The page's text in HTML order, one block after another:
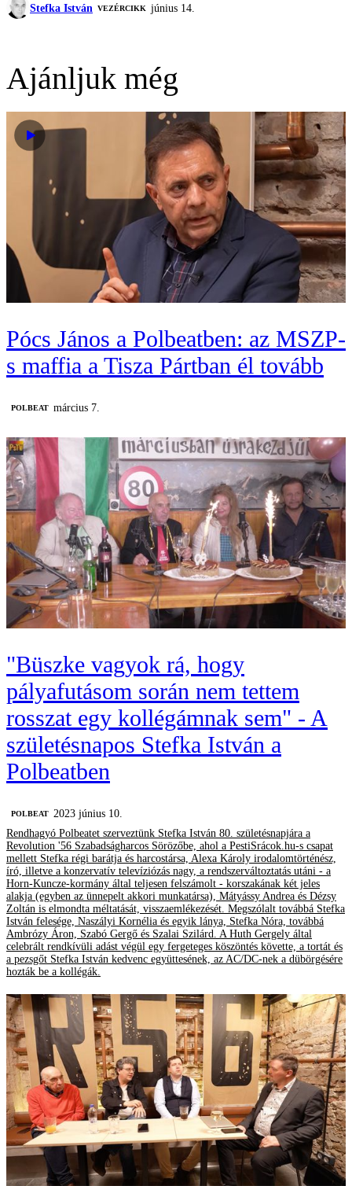
Stefka István VEZÉRCIKK június 14.
Ajánljuk még
Pócs János a Polbeatben: az MSZP-
s maffia a Tisza Pártban él tovább
‎POLBEAT március 7.
"Büszke vagyok rá, hogy
pályafutásom során nem tettem
rosszat egy kollégámnak sem" - A
születésnapos Stefka István a
Polbeatben
‎POLBEAT 2023 június 10.
Rendhagyó Polbeatet szerveztünk Stefka István 80. születésnapjára a
Revolution '56 Szabadságharcos Sörözőbe, ahol a PestiSrácok.hu-s csapat
mellett Stefka régi barátja és harcostársa, Alexa Károly irodalomtörténész,
író, illetve a konzervatív televíziózás nagy, a rendszerváltoztatás utáni - a
Horn-Kuncze-kormány által teljesen felszámolt - korszakának két jeles
alakja (egyben az ünnepelt akkori munkatársa), Mátyássy Andrea és Dézsy
Zoltán is elmondta méltatását, visszaemlékezését. Megszólalt továbbá Stefka
István felesége, Naszályi Kornélia és egyik lánya, Stefka Nóra, továbbá
Ambrózy Áron, Szabó Gergő és Szalai Szilárd. A Huth Gergely által
celebrált rendkívüli adást végül egy fergeteges köszöntés követte, a tortát és
a pezsgőt Stefka István kedvenc együttesének, az AC/DC-nek a dübörgésére
hozták be a kollégák.